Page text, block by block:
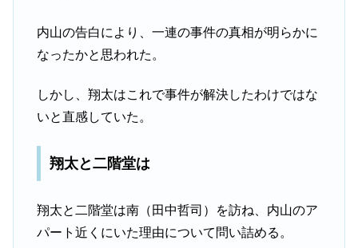
内山の告白により、一連の事件の真相が明らかに
なったかと思われた。
しかし、翔太はこれで事件が解決したわけではな
いと直感していた。
翔太と二階堂は
翔太と二階堂は南（田中哲司）を訪ね、内山のア
パート近くにいた理由について問い詰める。